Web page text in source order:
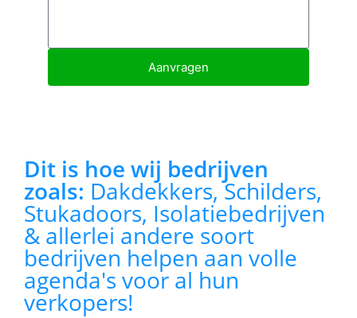
Dit is hoe wij bedrijven
zoals: Dakdekkers, Schilders,
Stukadoors, Isolatiebedrijven
& allerlei andere soort
bedrijven helpen aan volle
agenda's voor al hun
verkopers!
Aanvragen